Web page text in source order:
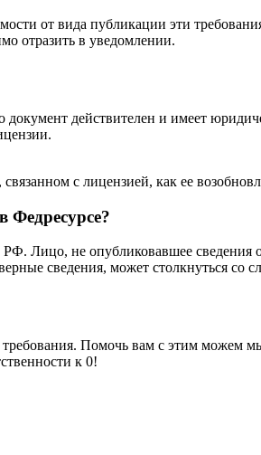
от вида публикации эти
отразить в уведомлении.
действителен и имеет
с лицензией, как ее
Федресурсе?
Лицо, не опубликовавшее сведения
сведения, может столкнуться со
требования. Помочь вам с этим можем
к 0!